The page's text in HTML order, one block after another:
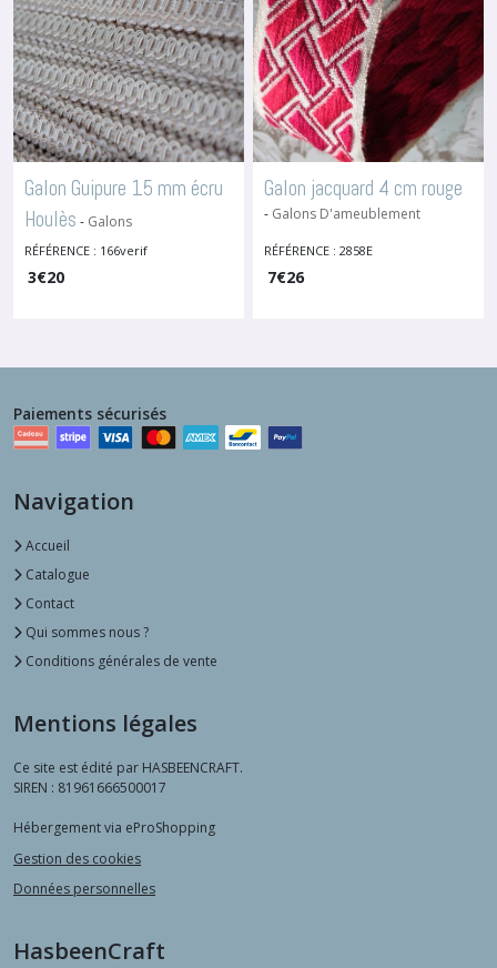
Galon Guipure 15 mm écru
Houlès - Galons
D'ameublement
RÉFÉRENCE : 166verif
3€20
Galon jacquard 4 cm rouge
- Galons D'ameublement
RÉFÉRENCE : 2858E
7€26
Paiements sécurisés
Navigation
Accueil
Catalogue
Contact
Qui sommes nous ?
Conditions générales de vente
Mentions légales
Ce site est édité par HASBEENCRAFT.
SIREN : 81961666500017
Hébergement via eProShopping
Gestion des cookies
Données personnelles
HasbeenCraft